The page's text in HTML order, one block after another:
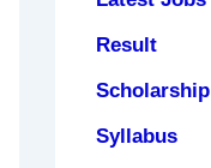
Result
Scholarship
Syllabus